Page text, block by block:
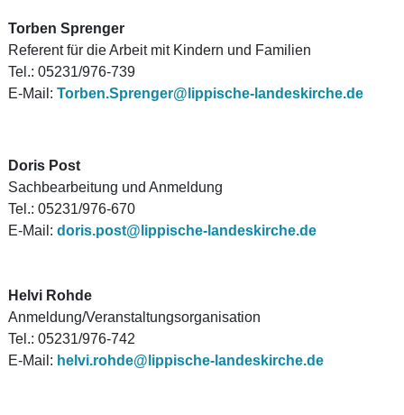
Torben Sprenger
Referent für die Arbeit mit Kindern und Familien
Tel.: 05231/976-739
E-Mail: Torben.Sprenger@lippische-landeskirche.de
Doris Post
Sachbearbeitung und Anmeldung
Tel.: 05231/976-670
E-Mail: doris.post@lippische-landeskirche.de
Helvi Rohde
Anmeldung/Veranstaltungsorganisation
Tel.: 05231/976-742
E-Mail: helvi.rohde@lippische-landeskirche.de